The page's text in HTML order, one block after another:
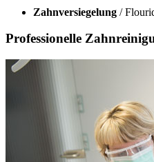
Zahnversiegelung /
Professionelle